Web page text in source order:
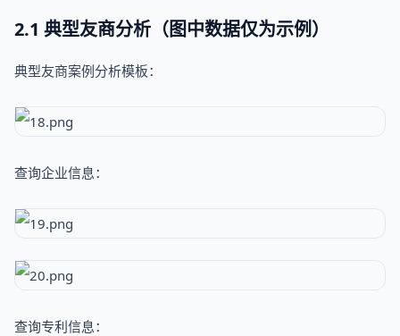
2.1 典型友商分析（图中数据仅为示例）
典型友商案例分析模板：
查询企业信息：
查询专利信息：